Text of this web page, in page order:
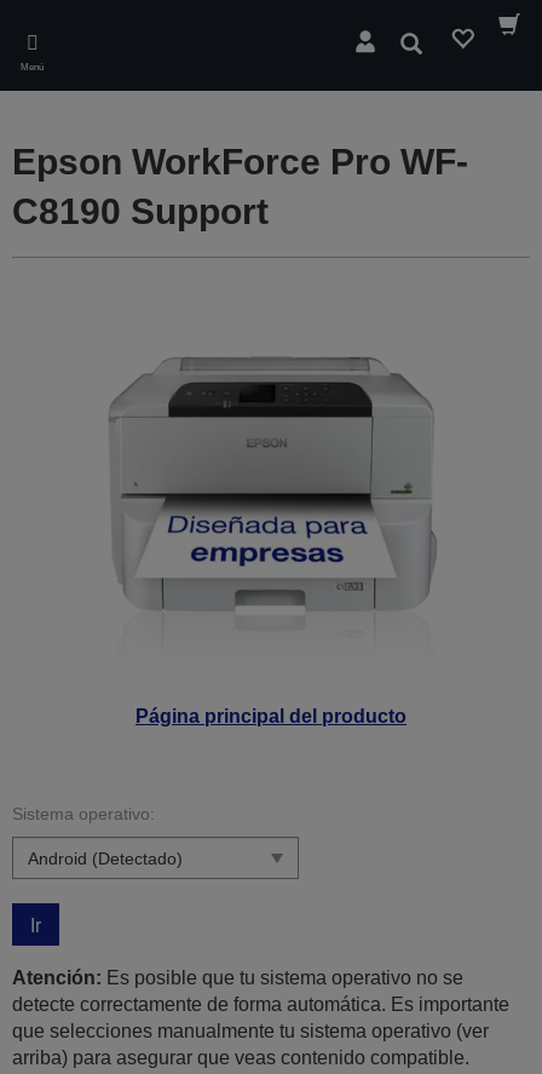
main
content
Menú
Buscar
Página principal del producto
Epson WorkForce Pro WF-
C8190 Support
Sistema operativo:
Ir
Atención: Es posible que tu sistema operativo no se
detecte correctamente de forma automática. Es importante
que selecciones manualmente tu sistema operativo (ver
arriba) para asegurar que veas contenido compatible.